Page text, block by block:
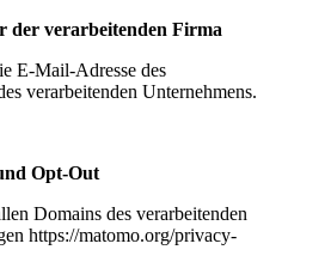
der verarbeitenden Firma
E-Mail-Adresse des
verarbeitenden Unternehmens.
Opt-Out
Domains des verarbeitenden
https://matomo.org/privacy-